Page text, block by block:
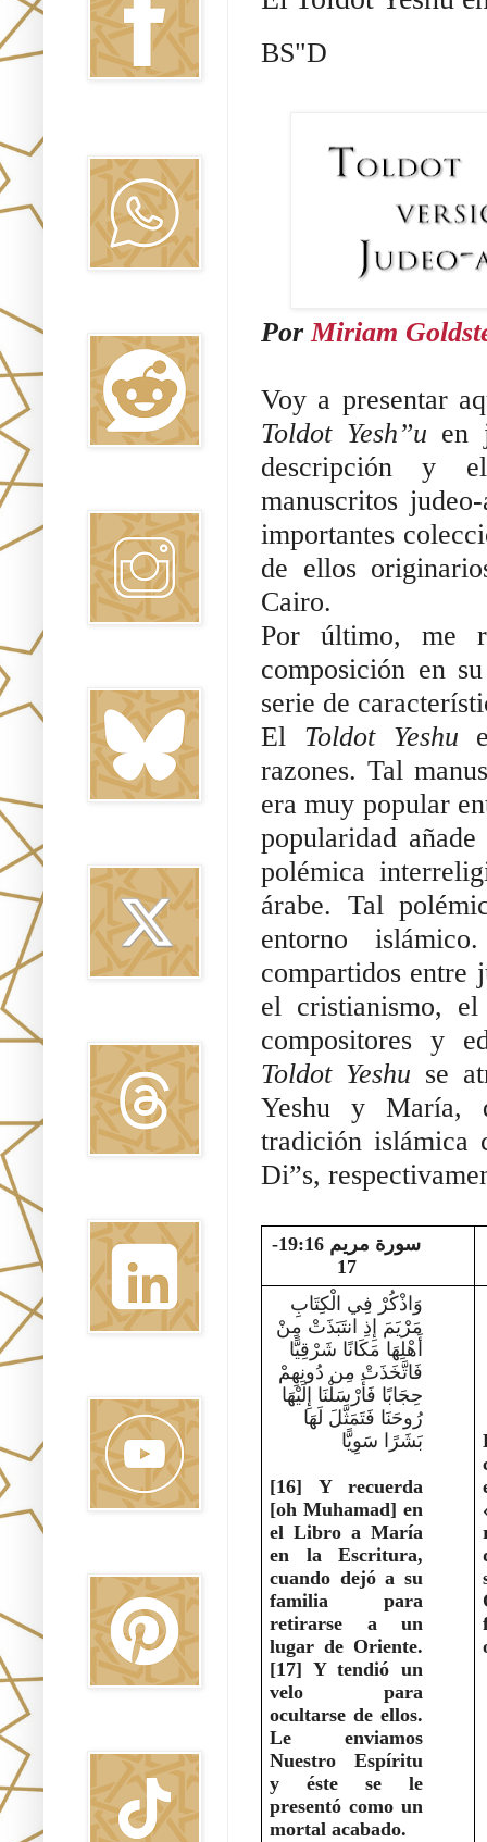
BS"D
Por Miriam
Toldot Yesh”u en
descripción y
manuscritos
importantes
de ellos
Cairo.
Por último, me
composición en
serie de
El Toldot Yeshu
razones. Tal
era muy popular
popularidad
polémica
árabe. Tal
entorno
compartidos entre
el cristianismo,
Toldot Yeshu se
Yeshu y María,
tradición islámica
Di”s,
سورة مريم 19:16-
17
أَهْلِهَا مَكَانًا شَرْقِيًّا
بَشَرًا سَوِيًّا
[16] Y recuerda
[oh Muhamad] en
el Libro a María
en la Escritura,
cuando dejó a su
familia para
retirarse a un
lugar de Oriente.
[17] Y tendió un
velo para
ocultarse de ellos.
Le enviamos
Nuestro Espíritu
y éste se le
presentó como un
mortal acabado.